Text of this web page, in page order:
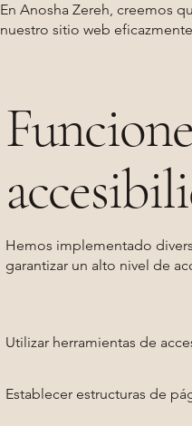
En Anosha Zereh, creemos
nuestro sitio web
Hemos implementado
garantizar un alto nivel de
Utilizar herramientas de
Establecer estructuras de